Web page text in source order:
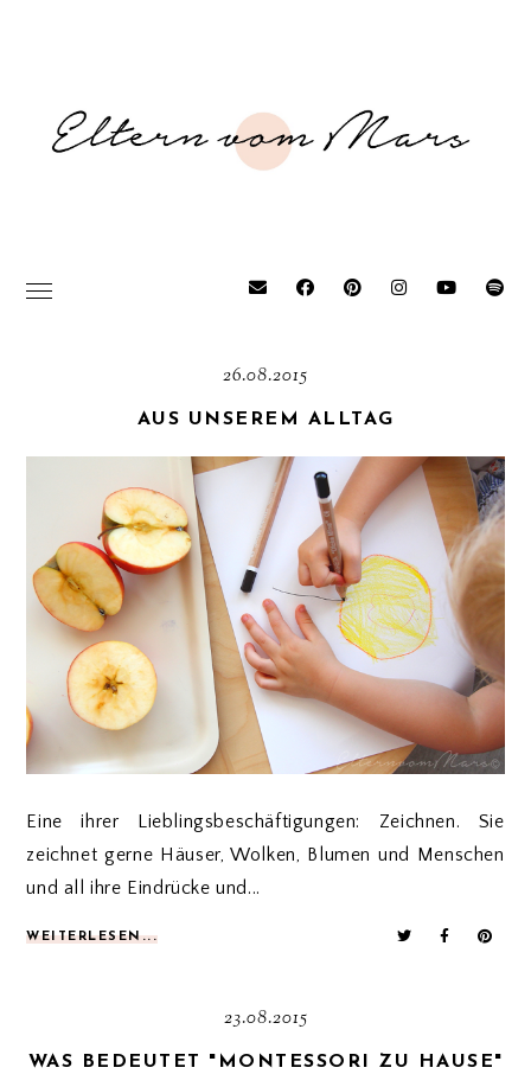
26.08.2015
AUS UNSEREM ALLTAG
Eine ihrer Lieblingsbeschäftigungen: Zeichnen. Sie
zeichnet gerne Häuser, Wolken, Blumen und Menschen
und all ihre Eindrücke und...
WEITERLESEN...
23.08.2015
WAS BEDEUTET "MONTESSORI ZU HAUSE"